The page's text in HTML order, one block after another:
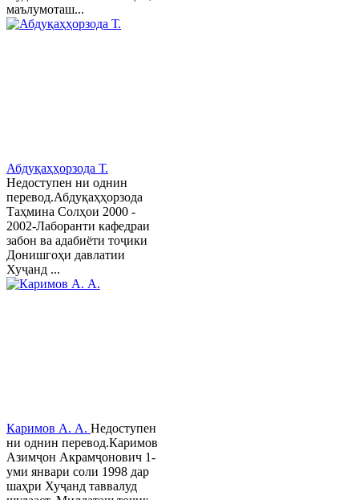
маълумоташ...
Абдуқаҳҳорзода Т.
Недоступен ни однин
перевод.Абдуқаҳҳорзода
Таҳмина Солҳои 2000 -
2002-Лаборанти кафедраи
забон ва адабиёти тоҷики
Донишгоҳи давлатии
Хуҷанд ...
Каримов А. А. Недоступен
ни однин перевод.Каримов
Азимҷон Акрамҷонович 1-
уми январи соли 1998 дар
шаҳри Хуҷанд таввалуд